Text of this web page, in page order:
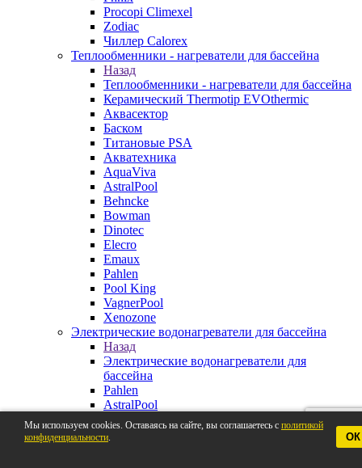
Procopi Climexel
Zodiac
Чиллер Calorex
Теплообменники - нагреватели для бассейна
Назад
Теплообменники - нагреватели для бассейна
Керамический Thermotip EVOthermic
Аквасектор
Баском
Титановые PSA
Акватехника
AquaViva
AstralPool
Behncke
Bowman
Dinotec
Elecro
Emaux
Pahlen
Pool King
VagnerPool
Xenozone
Электрические водонагреватели для бассейна
Назад
Электрические водонагреватели для
бассейна
Pahlen
AstralPool
Aquaviva
Behncke
Мы используем cookies. Оставаясь на сайте, вы соглашаетесь с политикой
конфиденциальности. ОК